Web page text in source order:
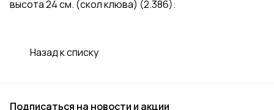
высота 24 см. (скол клюва) (2.386).
Назад к списку
Подписаться на новости и акции